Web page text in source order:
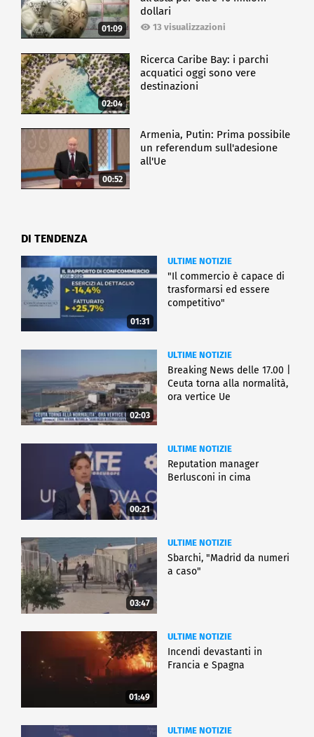
01:09
dollari
13 visualizzazioni
02:04
Ricerca Caribe Bay: i parchi
acquatici oggi sono vere
destinazioni
00:52
Armenia, Putin: Prima possibile
un referendum sull'adesione
all'Ue
DI TENDENZA
01:31
ULTIME NOTIZIE
"Il commercio è capace di
trasformarsi ed essere
competitivo"
02:03
ULTIME NOTIZIE
Breaking News delle 17.00 |
Ceuta torna alla normalità,
ora vertice Ue
00:21
ULTIME NOTIZIE
Reputation manager
Berlusconi in cima
03:47
ULTIME NOTIZIE
Sbarchi, "Madrid da numeri
a caso"
01:49
ULTIME NOTIZIE
Incendi devastanti in
Francia e Spagna
ULTIME NOTIZIE